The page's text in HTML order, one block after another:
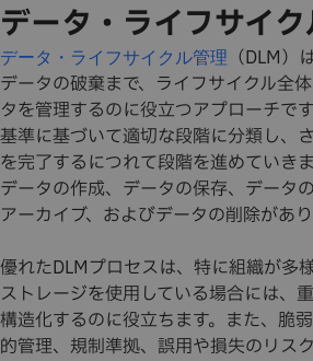
データ・ライフサイ
データ・ライフサイクル管理 （DLM）
データの破棄まで、ライフサイクル全
タを管理するのに役立つアプローチで
基準に基づいて適切な段階に分類し、
を完了するにつれて段階を進めていき
データの作成、データの保存、データ
アーカイブ、およびデータの削除があり
優れたDLMプロセスは、特に組織が多
ストレージを使用している場合には、
構造化するのに役立ちます。また、脆
的管理、規制準拠、誤用や損失のリス